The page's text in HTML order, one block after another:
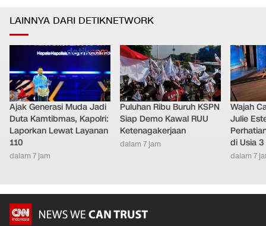
LAINNYA DARI DETIKNETWORK
Ajak Generasi Muda Jadi
Duta Kamtibmas, Kapolri:
Laporkan Lewat Layanan
110
dalam 7 jam
Puluhan Ribu Buruh KSPN
Siap Demo Kawal RUU
Ketenagakerjaan
dalam 7 jam
Wajah
Julie
di Usia 3
dalam 7